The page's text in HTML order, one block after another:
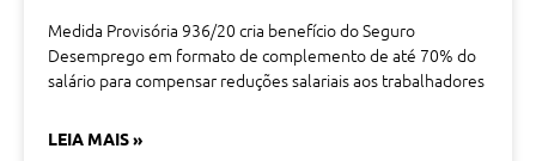
Medida Provisória 936/20 cria benefício do Seguro
Desemprego em formato de complemento de até 70% do
salário para compensar reduções salariais aos trabalhadores
LEIA MAIS »